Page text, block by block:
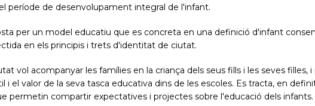
període de desenvolupament integral de l'infant.
per un model educatiu que es concreta en una definició d'infant
en els principis i trets d'identitat de ciutat.
vol acompanyar les famílies en la criança dels seus fills i les seves filles,
i el valor de la seva tasca educativa dins de les escoles. Es tracta, en
permetin compartir expectatives i projectes sobre l'educació dels infants.